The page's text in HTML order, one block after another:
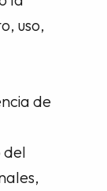
uso,
de
del